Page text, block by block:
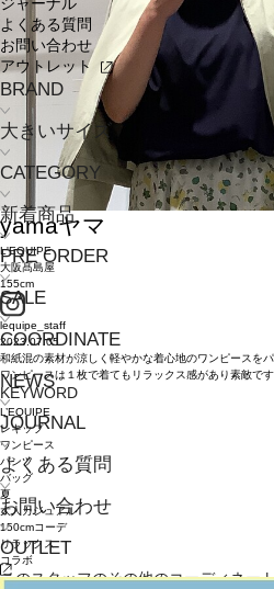
ジャーナル
よくある質問
お問い合わせ
アウトレット
BRAND
大きいサイズ
CATEGORY
新着商品
PRE ORDER
SALE
COORDINATE
NEWS
JOURNAL
よくある質問
お問い合わせ
OUTLET
yamaヤマ
L'EQUIPE
大阪髙島屋
155cm
lequipe_staff
2023.07.05
和紙混の素材が涼しく軽やかな着心地のワンピースを
ワンピースは１枚で着てもリラックス感があり素敵です
KEYWORD
L’EQUIPE
レキップ
ワンピース
パンツ
バッグ
夏
大人カジュアル
150cmコーデ
リラックス
コラボ
このスタッフのその他のコーディネー